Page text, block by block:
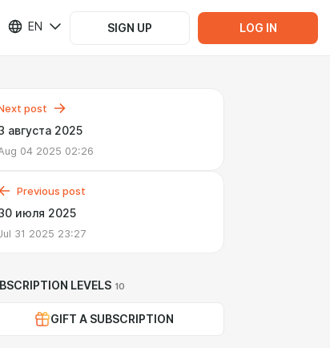
EN SIGN UP LOG IN
post
августа 2025
04 2025 02:26
Previous post
июля 2025
31 2025 23:27
LEVELS 10
GIFT A SUBSCRIPTION